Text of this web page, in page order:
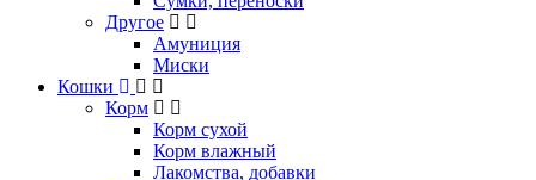
Другое
Амуниция
Миски
Кошки
Корм
Корм сухой
Корм влажный
Лакомства, добавки